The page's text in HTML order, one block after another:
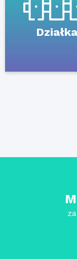
Działka